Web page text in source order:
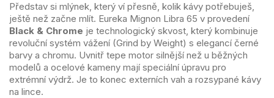
Představ si mlýnek, který ví přesně, kolik kávy potřebuješ,
ještě než začne mlít. Eureka Mignon Libra 65 v provedení
Black & Chrome je technologický skvost, který kombinuje
revoluční systém vážení (Grind by Weight) s elegancí černé
barvy a chromu. Uvnitř tepe motor silnější než u běžných
modelů a ocelové kameny mají speciální úpravu pro
extrémní výdrž. Je to konec externích vah a rozsypané kávy
na lince.